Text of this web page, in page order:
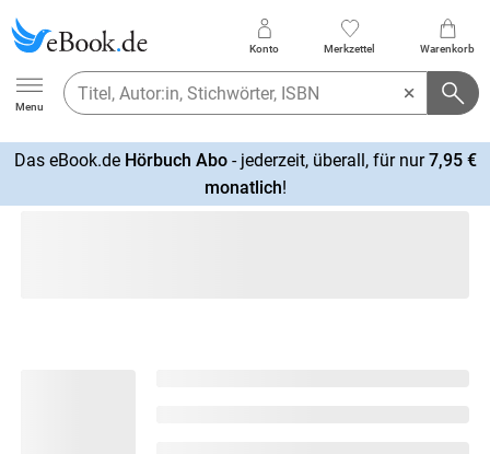
Ebook.de
Menu
Konto Merkzettel Warenkorb
Das eBook.de Hörbuch Abo- jederzeit, überall, für nur7,95 €
monatlich!